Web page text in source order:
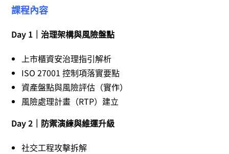
課程內容
Day 1｜治理架構與風險盤點
上市櫃資安治理指引解析
ISO 27001 控制項落實要點
資產盤點與風險評估（實作）
風險處理計畫（RTP）建立
Day 2｜防禦演練與維運升級
社交工程攻擊拆解